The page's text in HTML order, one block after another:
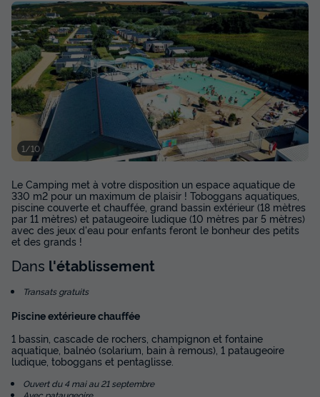
1/10
Le Camping met à votre disposition un espace aquatique de
330 m2 pour un maximum de plaisir ! Toboggans aquatiques,
piscine couverte et chauffée, grand bassin extérieur (18 mètres
par 11 mètres) et pataugeoire ludique (10 mètres par 5 mètres)
avec des jeux d'eau pour enfants feront le bonheur des petits
et des grands !
Dans l'établissement
Transats gratuits
Piscine extérieure chauffée
1 bassin, cascade de rochers, champignon et fontaine
aquatique, balnéo (solarium, bain à remous), 1 pataugeoire
ludique, toboggans et pentaglisse.
Ouvert du 4 mai au 21 septembre